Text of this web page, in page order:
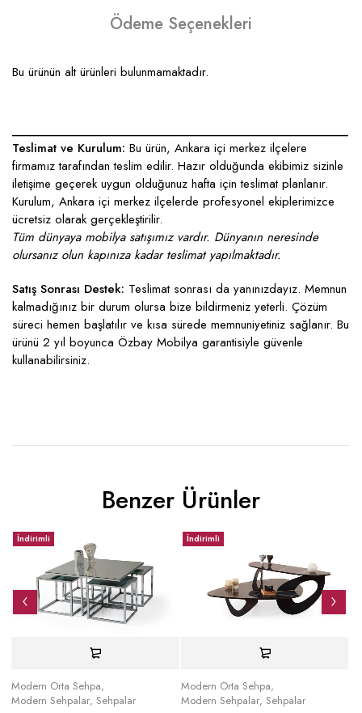
Ödeme Seçenekleri
Bu ürünün alt ürünleri bulunmamaktadır.
____________________________________________________
Teslimat ve Kurulum: Bu ürün, Ankara içi merkez ilçelere
firmamız tarafından teslim edilir. Hazır olduğunda ekibimiz sizinle
iletişime geçerek uygun olduğunuz hafta için teslimat planlanır.
Kurulum, Ankara içi merkez ilçelerde profesyonel ekiplerimizce
ücretsiz olarak gerçekleştirilir.
Tüm dünyaya mobilya satışımız vardır. Dünyanın neresinde
olursanız olun kapınıza kadar teslimat yapılmaktadır.
Satış Sonrası Destek: Teslimat sonrası da yanınızdayız. Memnun
kalmadığınız bir durum olursa bize bildirmeniz yeterli. Çözüm
süreci hemen başlatılır ve kısa sürede memnuniyetiniz sağlanır. Bu
ürünü 2 yıl boyunca Özbay Mobilya garantisiyle güvenle
kullanabilirsiniz.
Benzer Ürünler
İndirimli
Modern Orta Sehpa,
Modern Sehpalar,Sehpalar
İndirimli
Modern Orta Sehpa,
Modern Sehpalar, Sehpalar